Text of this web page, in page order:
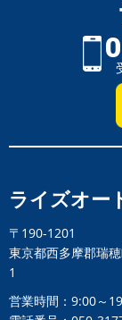
ライズオー
〒190-1201
東京都西多摩郡瑞
1
営業時間：9:00～